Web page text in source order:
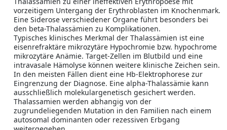
vorzeitigem Untergang der Erythroblasten im Knochenmark.
Eine Siderose verschiedener Organe führt besonders bei
den beta-Thalassämien zu Komplikationen.
Typisches klinisches Merkmal der Thalassämien ist eine
eisenrefraktäre mikrozytäre Hypochromie bzw. hypochrome
mikrozytäre Anämie. Target-Zellen im Blutbild und eine
intravasale Hämolyse können weitere klinische Zeichen sein.
In den meisten Fällen dient eine Hb-Elektrophorese zur
Eingrenzung der Diagnose. Eine alpha-Thalassämie kann
ausschließlich molekulargenetisch gesichert werden.
Thalassamien werden abhangig von der
zugrundeliegenden Mutation in den Familien nach einem
autosomal dominanten oder rezessiven Erbgang